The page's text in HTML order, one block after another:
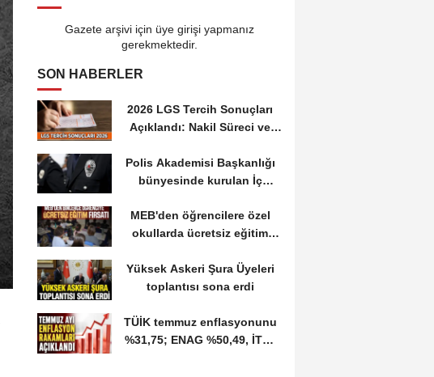
Gazete arşivi için üye girişi yapmanız
gerekmektedir.
SON HABERLER
2026 LGS Tercih Sonuçları
Açıklandı: Nakil Süreci ve
Polis Akademisi Başkanlığı
bünyesinde kurulan İç
MEB'den öğrencilere özel
okullarda ücretsiz eğitim
Yüksek Askeri Şura Üyeleri
toplantısı sona erdi
TÜİK temmuz enflasyonunu
%31,75; ENAG %50,49, İTO;